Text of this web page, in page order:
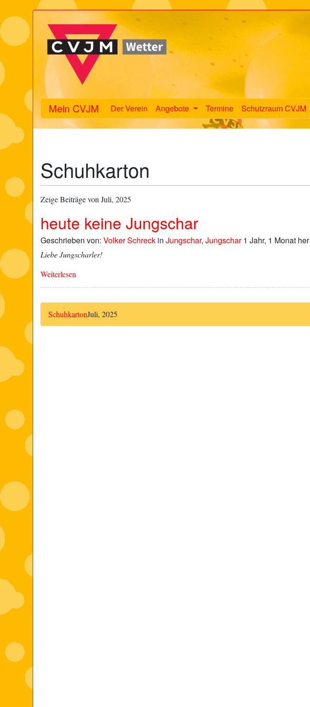
Mein CVJM Der Verein Angebote Termine Schutzraum CVJM
Schuhkarton
Zeige Beiträge von Juli, 2025
heute keine Jungschar
Geschrieben von:Volker Schreck inJungschar,Jungschar1 Jahr, 1 Monat her
Liebe Jungscharler!
Weiterlesen
SchuhkartonJuli, 2025